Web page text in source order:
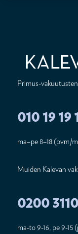
Primus-
010 19 19
ma–pe 8–18 (pvm/
Muiden Kalevan
0200
ma-to 9-16, pe 9-